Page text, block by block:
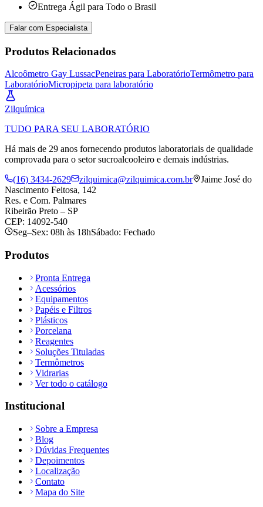
Entrega Ágil para Todo o Brasil
Falar com Especialista
Produtos Relacionados
Alcoômetro Gay LussacPeneiras para LaboratórioTermômetro para
LaboratórioMicropipeta para laboratório
Zilquímica
TUDO PARA SEU LABORATÓRIO
Há mais de 29 anos fornecendo produtos laboratoriais de qualidade
comprovada para o setor sucroalcooleiro e demais indústrias.
(16) 3434-2629
zilquimica@zilquimica.com.br
Jaime José do
Nascimento Feitosa, 142
Res. e Com. Palmares
Ribeirão Preto – SP
CEP: 14092-540
Seg–Sex: 08h às 18hSábado: Fechado
Produtos
Pronta Entrega
Acessórios
Equipamentos
Papéis e Filtros
Plásticos
Porcelana
Reagentes
Soluções Tituladas
Termômetros
Vidrarias
Ver todo o catálogo
Institucional
Sobre a Empresa
Blog
Dúvidas Frequentes
Depoimentos
Localização
Contato
Mapa do Site